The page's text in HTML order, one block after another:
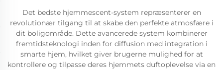
Det bedste hjemmescent-system repræsenterer en
revolutionær tilgang til at skabe den perfekte atmosfære i
dit boligområde. Dette avancerede system kombinerer
fremtidsteknologi inden for diffusion med integration i
smarte hjem, hvilket giver brugerne mulighed for at
kontrollere og tilpasse deres hjemmets duftoplevelse via en